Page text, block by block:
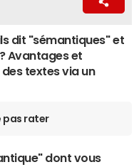
dit "sémantiques" et
Avantages et
textes via un
pas rater
dont vous